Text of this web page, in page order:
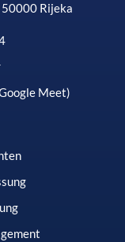
Rijeka
Meet)